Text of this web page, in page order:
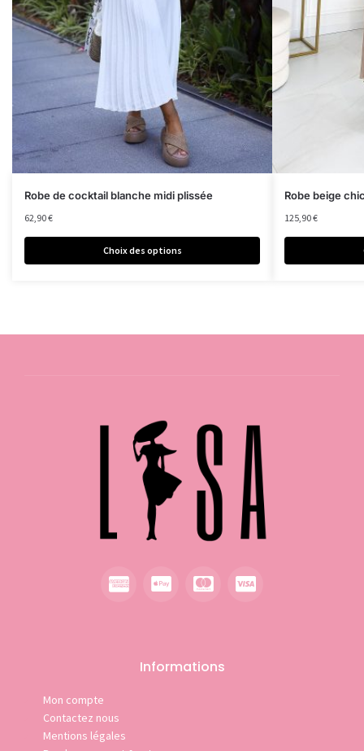
Robe de cocktail blanche midi plissée
62,90€
Choix des options
Robe beige
125,90€
Informations
Mon compte
Contactez nous
Mentions légales